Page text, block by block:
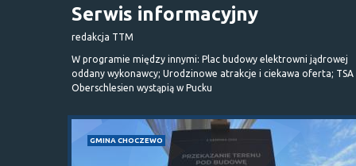
Serwis informacyjny
redakcja TTM
W programie między innymi: Plac budowy elektrowni jądrowej
oddany wykonawcy; Urodzinowe atrakcje i ciekawa oferta; TSA
Oberschlesien wystąpią w Pucku
GMINA CHOCZEWO